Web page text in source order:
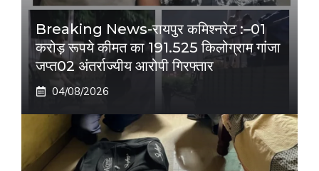
Breaking News-रायपुर कमिश्नरेट :–01
करोड़ रूपये कीमत का 191.525 किलोग्राम गांजा
जप्त02 अंतर्राज्यीय आरोपी गिरफ्तार
04/08/2026